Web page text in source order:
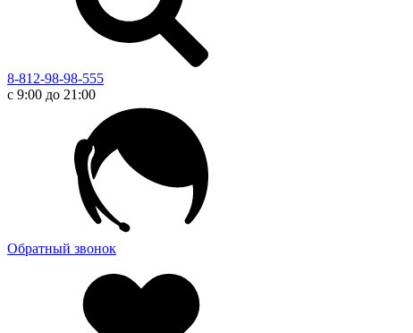
8-812-98-98-555
с 9:00 до 21:00
Обратный звонок